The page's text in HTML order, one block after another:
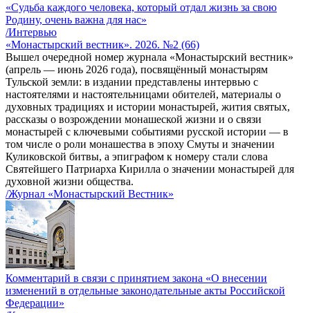
«Судьба каждого человека, который отдал жизнь за свою
Родину, очень важна для нас»
/Интервью
«Монастырский вестник». 2026. №2 (66)
Вышел очередной номер журнала «Монастырский вестник»
(апрель — июнь 2026 года), посвящённый монастырям
Тульской земли: в издании представлены интервью с
настоятелями и настоятельницами обителей, материалы о
духовных традициях и истории монастырей, жития святых,
рассказы о возрождении монашеской жизни и о связи
монастырей с ключевыми событиями русской истории — в
том числе о роли монашества в эпоху Смуты и значении
Куликовской битвы, а эпиграфом к номеру стали слова
Святейшего Патриарха Кирилла о значении монастырей для
духовной жизни общества.
/Журнал «Монастырский Вестник»
Комментарий в связи с принятием закона «О внесении
изменений в отдельные законодательные акты Российской
Федерации»